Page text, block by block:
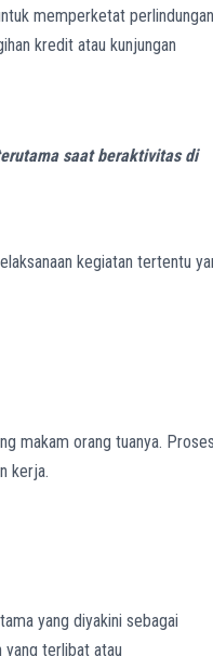
memperketat perlindungan
kredit atau kunjungan
saat beraktivitas di
kegiatan tertentu
makam orang tuanya.
kerja.
yang diyakini sebagai
yang terlibat atau